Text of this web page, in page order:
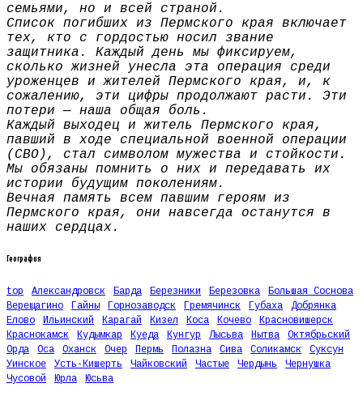
семьями, но и всей страной.
Список погибших из Пермского края включает
тех, кто с гордостью носил звание
защитника. Каждый день мы фиксируем,
сколько жизней унесла эта операция среди
уроженцев и жителей Пермского края, и, к
сожалению, эти цифры продолжают расти. Эти
потери — наша общая боль.
Каждый выходец и житель Пермского края,
павший в ходе специальной военной операции
(СВО), стал символом мужества и стойкости.
Мы обязаны помнить о них и передавать их
истории будущим поколениям.
Вечная память всем павшим героям из
Пермского края, они навсегда останутся в
наших сердцах.
География
top Александровск Барда Березники Березовка
Большая Соснова
Верещагино
Гайны Горнозаводск Гремячинск Губаха
Добрянка
Елово
Ильинский Карагай Кизел Коса Кочево
Красновишерск
Краснокамск
Кудымкар Куеда Кунгур Лысьва Нытва
Октябрьский
Орда
Оса Оханск Очер Пермь Полазна Сива Соликамск
Суксун
Уинское
Усть-Кишерть Чайковский Частые Чердынь
Чернушка
Чусовой
Юрла Юсьва